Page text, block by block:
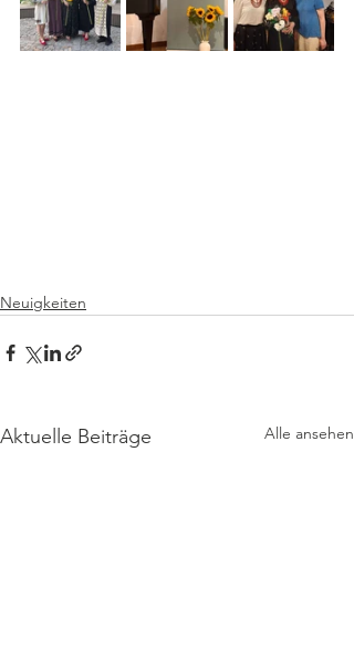
Neuigkeiten
Aktuelle Beiträge Alle ansehen